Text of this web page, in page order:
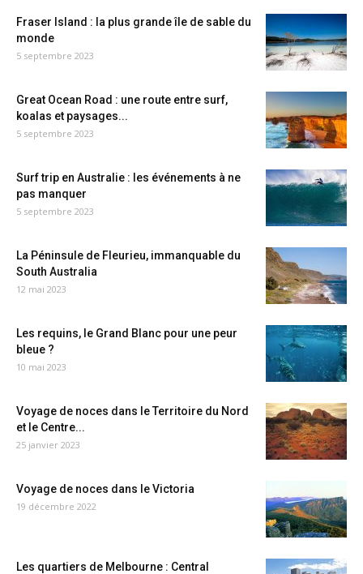
Fraser Island : la plus grande île de sable du
monde
5 septembre 2023
Great Ocean Road : une route entre surf,
koalas et paysages...
5 septembre 2023
Surf trip en Australie : les événements à ne
pas manquer
5 septembre 2023
La Péninsule de Fleurieu, immanquable du
South Australia
12 mai 2023
Les requins, le Grand Blanc pour une peur
bleue ?
10 mai 2023
Voyage de noces dans le Territoire du Nord
et le Centre...
25 janvier 2023
Voyage de noces dans le Victoria
19 décembre 2022
Les quartiers de Melbourne : Central